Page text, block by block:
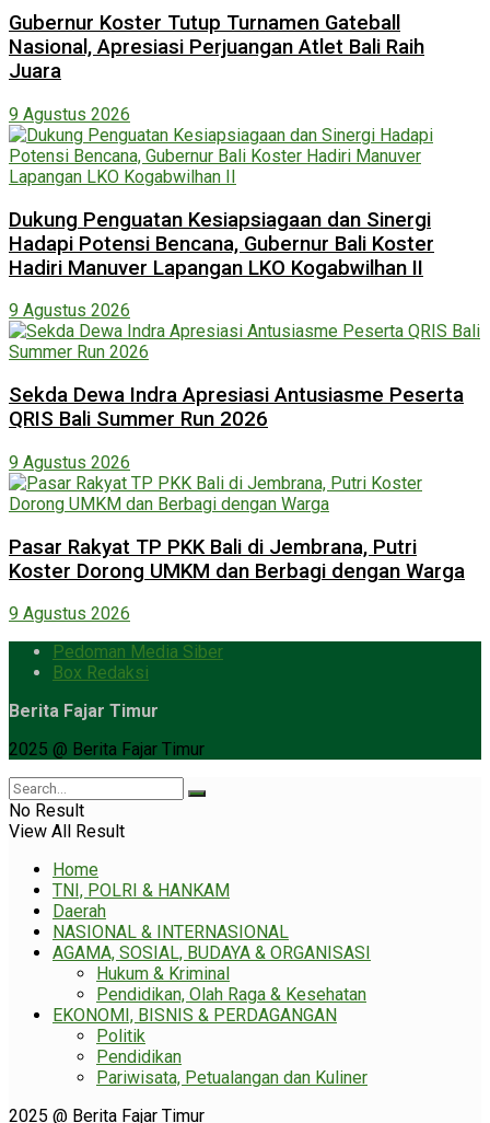
Gubernur Koster Tutup Turnamen Gateball
Nasional, Apresiasi Perjuangan Atlet Bali Raih
Juara
9 Agustus 2026
Dukung Penguatan Kesiapsiagaan dan Sinergi
Hadapi Potensi Bencana, Gubernur Bali Koster
Hadiri Manuver Lapangan LKO Kogabwilhan II
9 Agustus 2026
Sekda Dewa Indra Apresiasi Antusiasme Peserta
QRIS Bali Summer Run 2026
9 Agustus 2026
Pasar Rakyat TP PKK Bali di Jembrana, Putri
Koster Dorong UMKM dan Berbagi dengan Warga
9 Agustus 2026
Pedoman Media Siber
Box Redaksi
Berita Fajar Timur
2025 @ Berita Fajar Timur
No Result
View All Result
Home
TNI, POLRI & HANKAM
Daerah
NASIONAL & INTERNASIONAL
AGAMA, SOSIAL, BUDAYA & ORGANISASI
Hukum & Kriminal
Pendidikan, Olah Raga & Kesehatan
EKONOMI, BISNIS & PERDAGANGAN
Politik
Pendidikan
Pariwisata, Petualangan dan Kuliner
2025 @ Berita Fajar Timur